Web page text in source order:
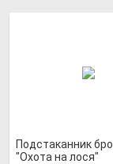
Подстаканник
"Охота на лося"